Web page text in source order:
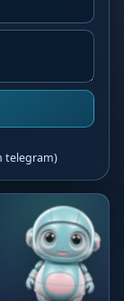
telegram)